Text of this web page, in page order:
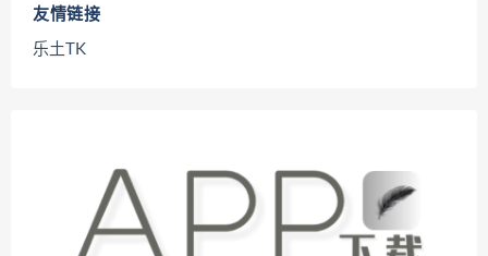
友情链接
乐土TK